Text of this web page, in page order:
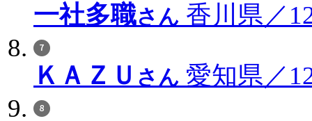
一社多職さん 香川県／
ＫＡＺＵ さん 愛知県／